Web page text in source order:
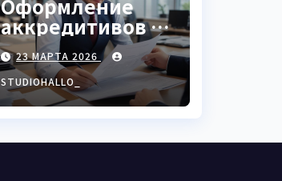
Оформление
аккредитивов в
международной
торговле
23 МАРТА 2026
STUDIOHALLO_